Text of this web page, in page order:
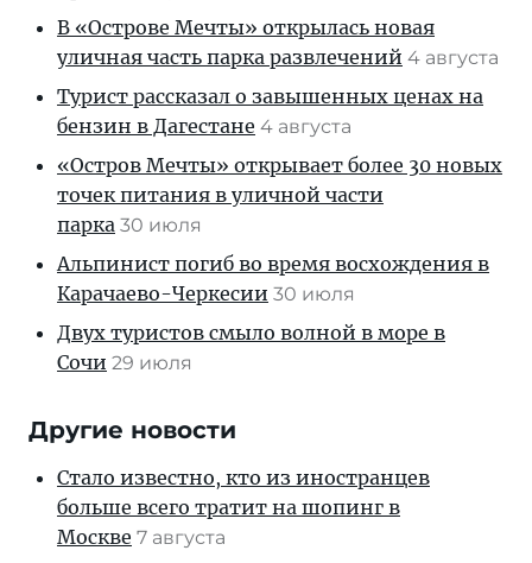
В «Острове Мечты» открылась новая
уличная часть парка развлечений 4 августа
Турист рассказал о завышенных ценах на
бензин в Дагестане 4 августа
«Остров Мечты» открывает более 30 новых
точек питания в уличной части
парка 30 июля
Альпинист погиб во время восхождения в
Карачаево-Черкесии 30 июля
Двух туристов смыло волной в море в
Сочи 29 июля
Другие новости
Стало известно, кто из иностранцев
больше всего тратит на шопинг в
Москве 7 августа